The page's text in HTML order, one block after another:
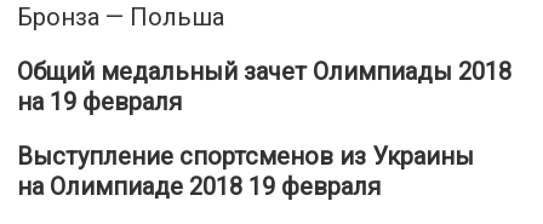
Бронза — Польша
Общий медальный зачет Олимпиады 2018
на 19 февраля
Выступление спортсменов из Украины
на Олимпиаде 2018 19 февраля